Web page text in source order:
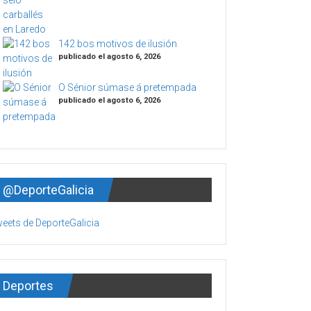
142 bos motivos de ilusión
publicado el agosto 6, 2026
O Sénior súmase á pretempada
publicado el agosto 6, 2026
@DeporteGalicia
de DeporteGalicia
Deportes